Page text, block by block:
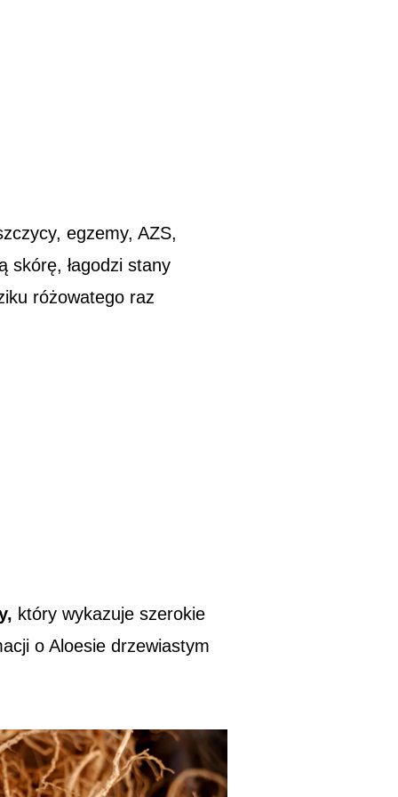
egzemy, AZS,
skórę, łagodzi stany
różowatego raz
który wykazuje szerokie
o Aloesie drzewiastym